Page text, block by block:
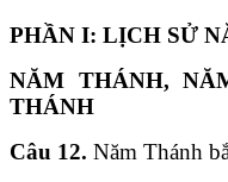
PHẦN I: LỊCH SỬ
NĂM THÁNH,
THÁNH
Câu 12. Năm Thánh